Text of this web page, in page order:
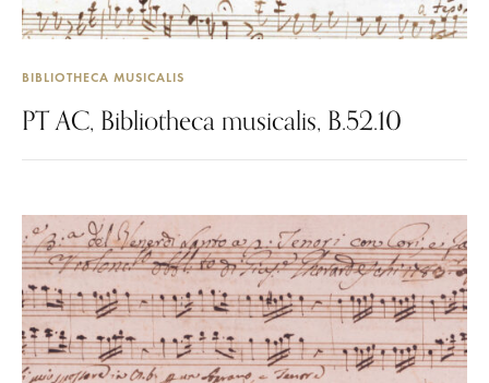
BIBLIOTHECA MUSICALIS
PT AC, Bibliotheca musicalis, B.52.10